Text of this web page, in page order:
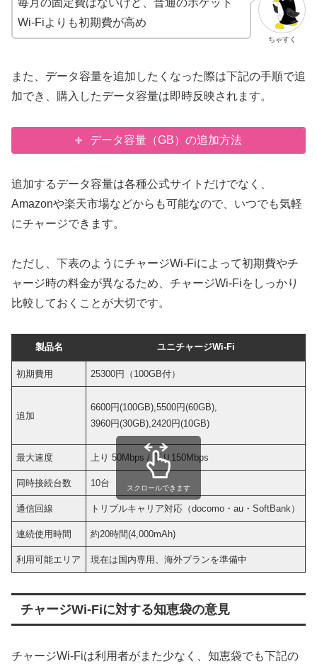
ちゃすく
Wi-Fiよりも初期費が高め
また、データ容量を追加したくなった際は下記の手順で追
加でき、購入したデータ容量は即時反映されます。
データ容量（GB）の追加方法
追加するデータ容量は各種公式サイトだけでなく、
Amazonや楽天市場などからも可能なので、いつでも気軽
にチャージできます。
ただし、下表のようにチャージWi-Fiによって初期費やチ
ャージ時の料金が異なるため、チャージWi-Fiをしっかり
比較しておくことが大切です。
製品名 ユニチャージWi-Fi
初期費用 25300円（100GB付）
追加
6600円(100GB),5500円(60GB),
3960円(30GB),2420円(10GB)
最大速度 上り 50Mbps / 下り150Mbps
同時接続台数 10台
通信回線 トリプルキャリア対応（docomo・au・SoftBank）
連続使用時間 約20時間(4,000mAh)
利用可能エリア 現在は国内専用、海外プランを準備中
スクロールできます
チャージWi-Fiに対する知恵袋の意見
チャージWi-Fiは利用者がまた少なく、知恵袋でも下記の